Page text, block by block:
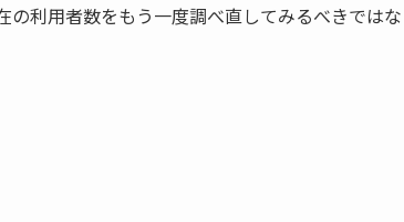
利用者数をもう一度調べ直してみるべきではな